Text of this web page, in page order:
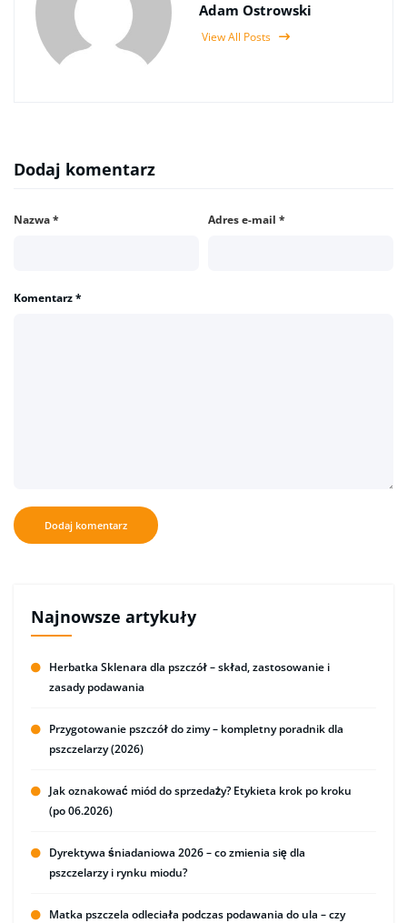
Adam Ostrowski
View All Posts
Dodaj komentarz
Nazwa* Adres e-mail *
Komentarz*
Najnowsze artykuły
Herbatka Sklenara dla pszczół – skład, zastosowanie i
zasady podawania
Przygotowanie pszczół do zimy – kompletny poradnik dla
pszczelarzy (2026)
Jak oznakować miód do sprzedaży? Etykieta krok po kroku
(po 06.2026)
Dyrektywa śniadaniowa 2026 – co zmienia się dla
pszczelarzy i rynku miodu?
Matka pszczela odleciała podczas podawania do ula – czy